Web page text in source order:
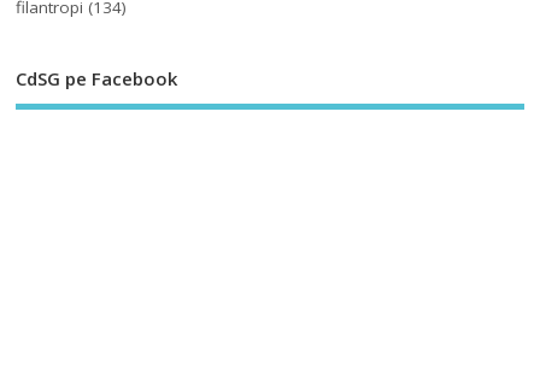
filantropi (134)
CdSG pe Facebook